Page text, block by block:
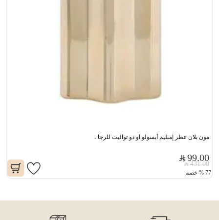
مون بلان عطر إمبليم أبسولو او دو تواليت للرجا...
99.00
431.00
77
% خصم